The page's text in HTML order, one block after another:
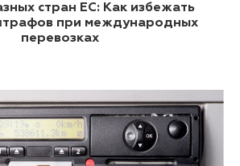
стран ЕС: Как избежать
при международных
перевозках